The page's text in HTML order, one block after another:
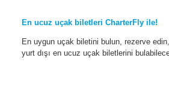
En ucuz uçak biletleri CharterFly ile!
En uygun uçak biletini bulun, rezerve
yurt dışı en ucuz uçak biletlerini